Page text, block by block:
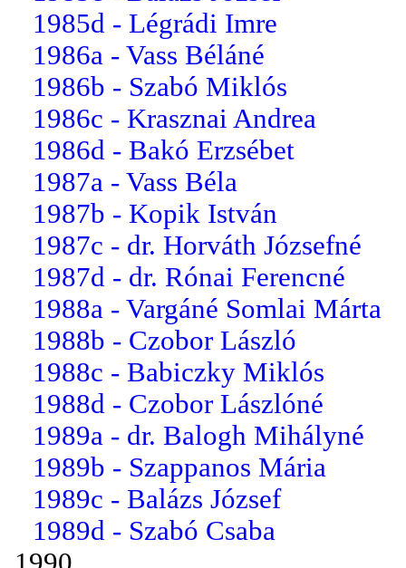
1985d - Légrádi Imre
1986a - Vass Béláné
1986b - Szabó Miklós
1986c - Krasznai Andrea
1986d - Bakó Erzsébet
1987a - Vass Béla
1987b - Kopik István
1987c - dr. Horváth Józsefné
1987d - dr. Rónai Ferencné
1988a - Vargáné Somlai Márta
1988b - Czobor László
1988c - Babiczky Miklós
1988d - Czobor Lászlóné
1989a - dr. Balogh Mihályné
1989b - Szappanos Mária
1989c - Balázs József
1989d - Szabó Csaba